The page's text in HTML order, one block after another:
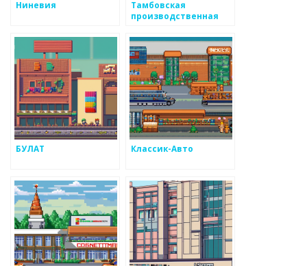
Ниневия
Тамбовская
производственная
БУЛАТ Классик-Авто